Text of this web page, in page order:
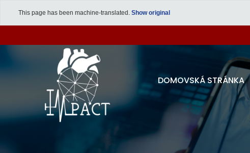
This page has been machine-translated. Show original
DOMOVSKÁ STRÁNKA